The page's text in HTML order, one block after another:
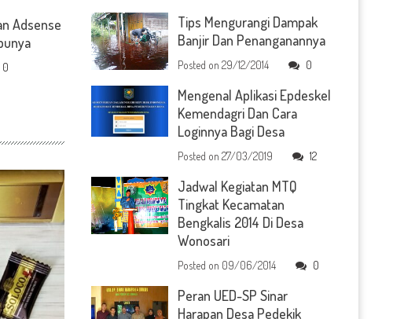
Adsense
0
Tips Mengurangi Dampak
Banjir Dan Penanganannya
Posted on29/12/2014 0
Mengenal Aplikasi Epdeskel
Kemendagri Dan Cara
Loginnya Bagi Desa
Posted on27/03/2019 12
Jadwal Kegiatan MTQ
Tingkat Kecamatan
Bengkalis 2014 Di Desa
Wonosari
Posted on 09/06/2014 0
Peran UED-SP Sinar
Harapan Desa Pedekik